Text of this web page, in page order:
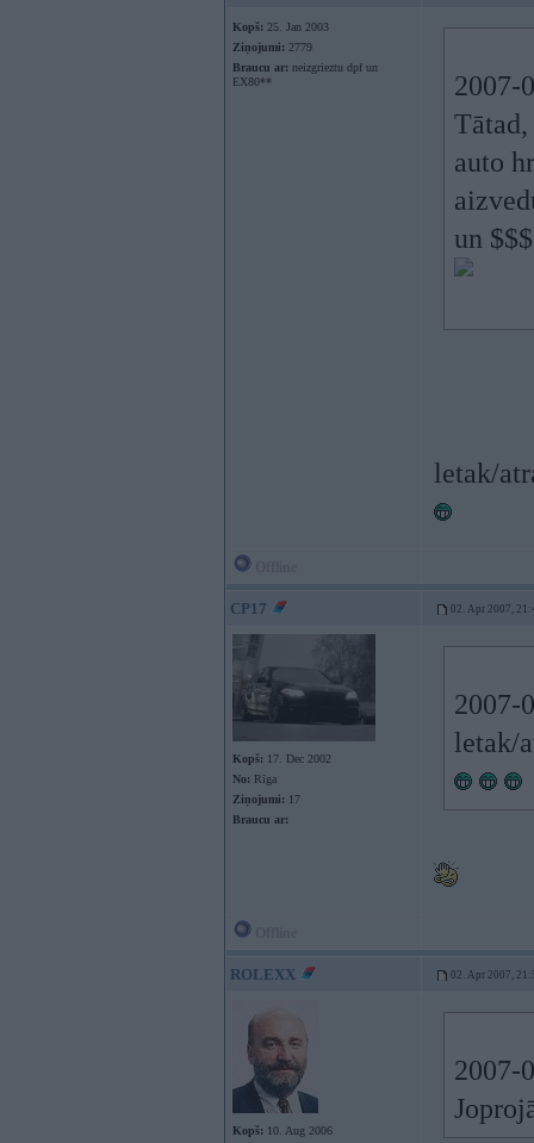
Kopš: 25. Jan 2003
Ziņojumi: 2779
Braucu ar: neizgrieztu dpf un
EX80**
2007-
auto
un
letak/
CP17 02. Apr 2007,
Kopš: 17. Dec 2002
No: Rīga
Ziņojumi: 17
Braucu ar:
2007-
letak/
ROLEXX 02. Apr 2007,
Kopš: 10. Aug 2006
2007-